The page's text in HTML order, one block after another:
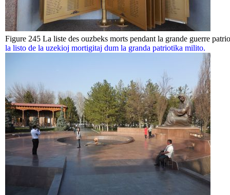
Figure 245 La liste des ouzbeks morts pendant la grande guerre
la listo de la uzekioj mortigitaj dum la granda patriotika milito.